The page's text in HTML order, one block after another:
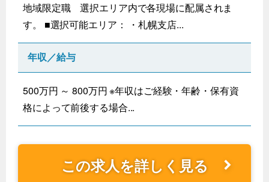
地域限定職 選択エリア内で各現場に配属されま
す。 ■選択可能エリア： ・札幌支店...
年収／給与
500万円 ～ 800万円 ※年収はご経験・年齢・保有資
格によって前後する場合...
この求人を詳しく見る